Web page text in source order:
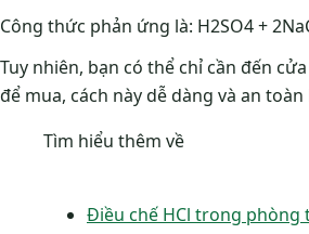
Công thức phản ứng là: H2SO4 +
Tuy nhiên, bạn có thể chỉ cần đến
để mua, cách này dễ dàng và an
Tìm hiểu thêm về
Điều chế HCl trong phòng